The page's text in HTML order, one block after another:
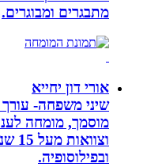
מתבגרים ומבוגרים.
אורי דון יחייא
שיני משפחה- עורך דין
מוסמך, מומחה לענייני
וצוואות
ובפילוסופיה.